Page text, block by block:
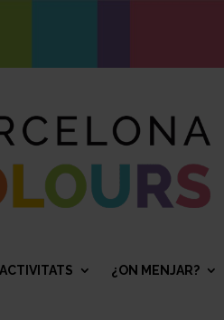
ACTIVITATS ¿ON MENJAR?